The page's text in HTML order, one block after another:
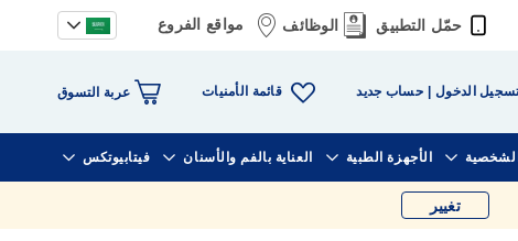
حمّل التطبيق الوظائف مواقع الفروع
الدخول حساب جديد قائمة الأمنيات عربة التسوق
الشخصية الأجهزة الطبية العناية بالفم والأسنان فيتابيوتكس
تغيير